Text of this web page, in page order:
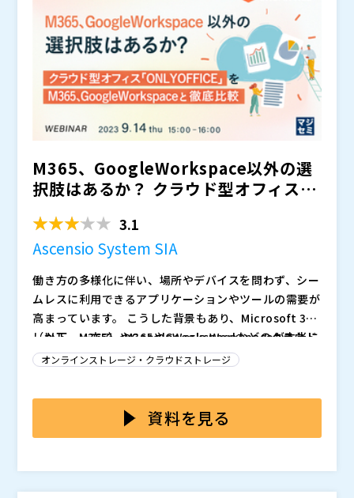
M365、GoogleWorkspace以外の選
択肢はあるか？ クラウド型オフィス
3.1
Ascensio System SIA
働き方の多様化に伴い、場所やデバイスを問わず、シー
ムレスに利用できるアプリケーションやツールの需要が
高まっています。 こうした背景もあり、Microsoft 365
（以下、M365）やGoogleWorkspaceなどのクラウド
サービスを利用してドキュメント作成やファイル共有を
しかし、一方で、M365やGoogle Workspaceが本当に
自社にとって最適なのか？という疑問を持つ企業も一部
自社の重要な情報を外部のクラウドに預けることに不安
を感じる企業も多いのが現状です。
を使用することが禁止されました。 それ以前には、201
9年にドイツでも同じく学校でのM365の使用が禁止と
情報の保護、つまりセキュリティの問題です。
またはセルフホスト型オフィスとしてM365やGoogle
Workspace以外の選択肢を示しつつ、これらが抱える
オンラインストレージ・クラウドストレージ
資料を見る